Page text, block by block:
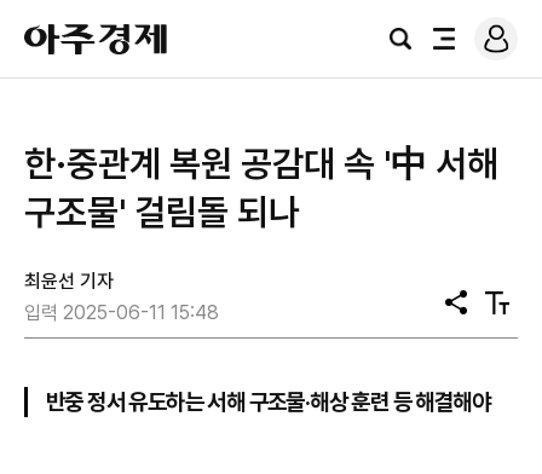
아
주
경
검
전
로
그
한·중관계 복원 공감대 속 '中 서해
구조물' 걸림돌 되나
최윤선 기자
입력 2025-06-11 15:48
공
유
텍
스
반중 정서 유도하는 서해 구조물·해상 훈련 등 해결해야